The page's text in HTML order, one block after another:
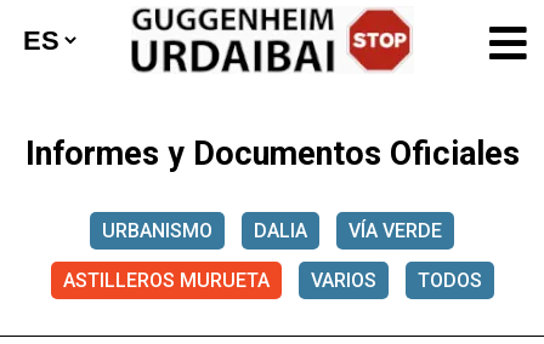
Informes y Documentos Oficiales
URBANISMO DALIA VÍA VERDE
ASTILLEROS MURUETA VARIOS TODOS